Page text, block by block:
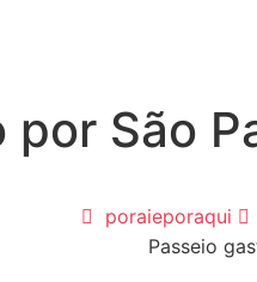
São
poraieporaqui